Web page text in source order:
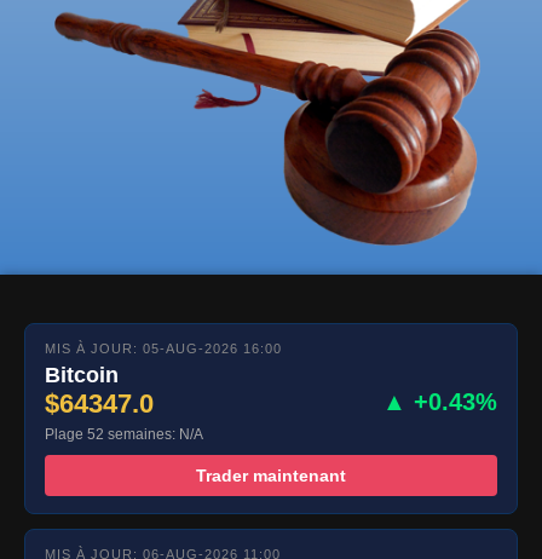
MIS À JOUR: 05-AUG-2026 16:00
Bitcoin
$64347.0 ▲ +0.43%
Plage 52 semaines: N/A
Trader maintenant
MIS À JOUR: 06-AUG-2026 11:00